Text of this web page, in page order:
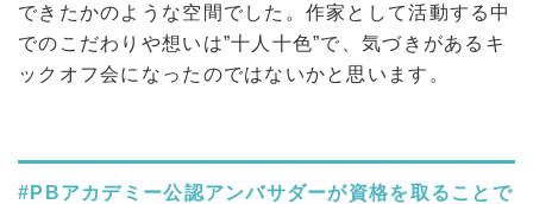
できたかのような空間でした。作家として活動する中
でのこだわりや想いは”十人十色”で、気づきがあるキ
ックオフ会になったのではないかと思います。
#PBアカデミー公認アンバサダーが資格を取ることで